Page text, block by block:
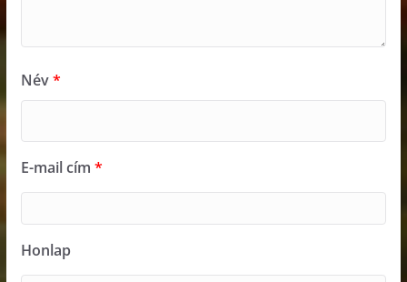
Név*
E-mail cím *
Honlap